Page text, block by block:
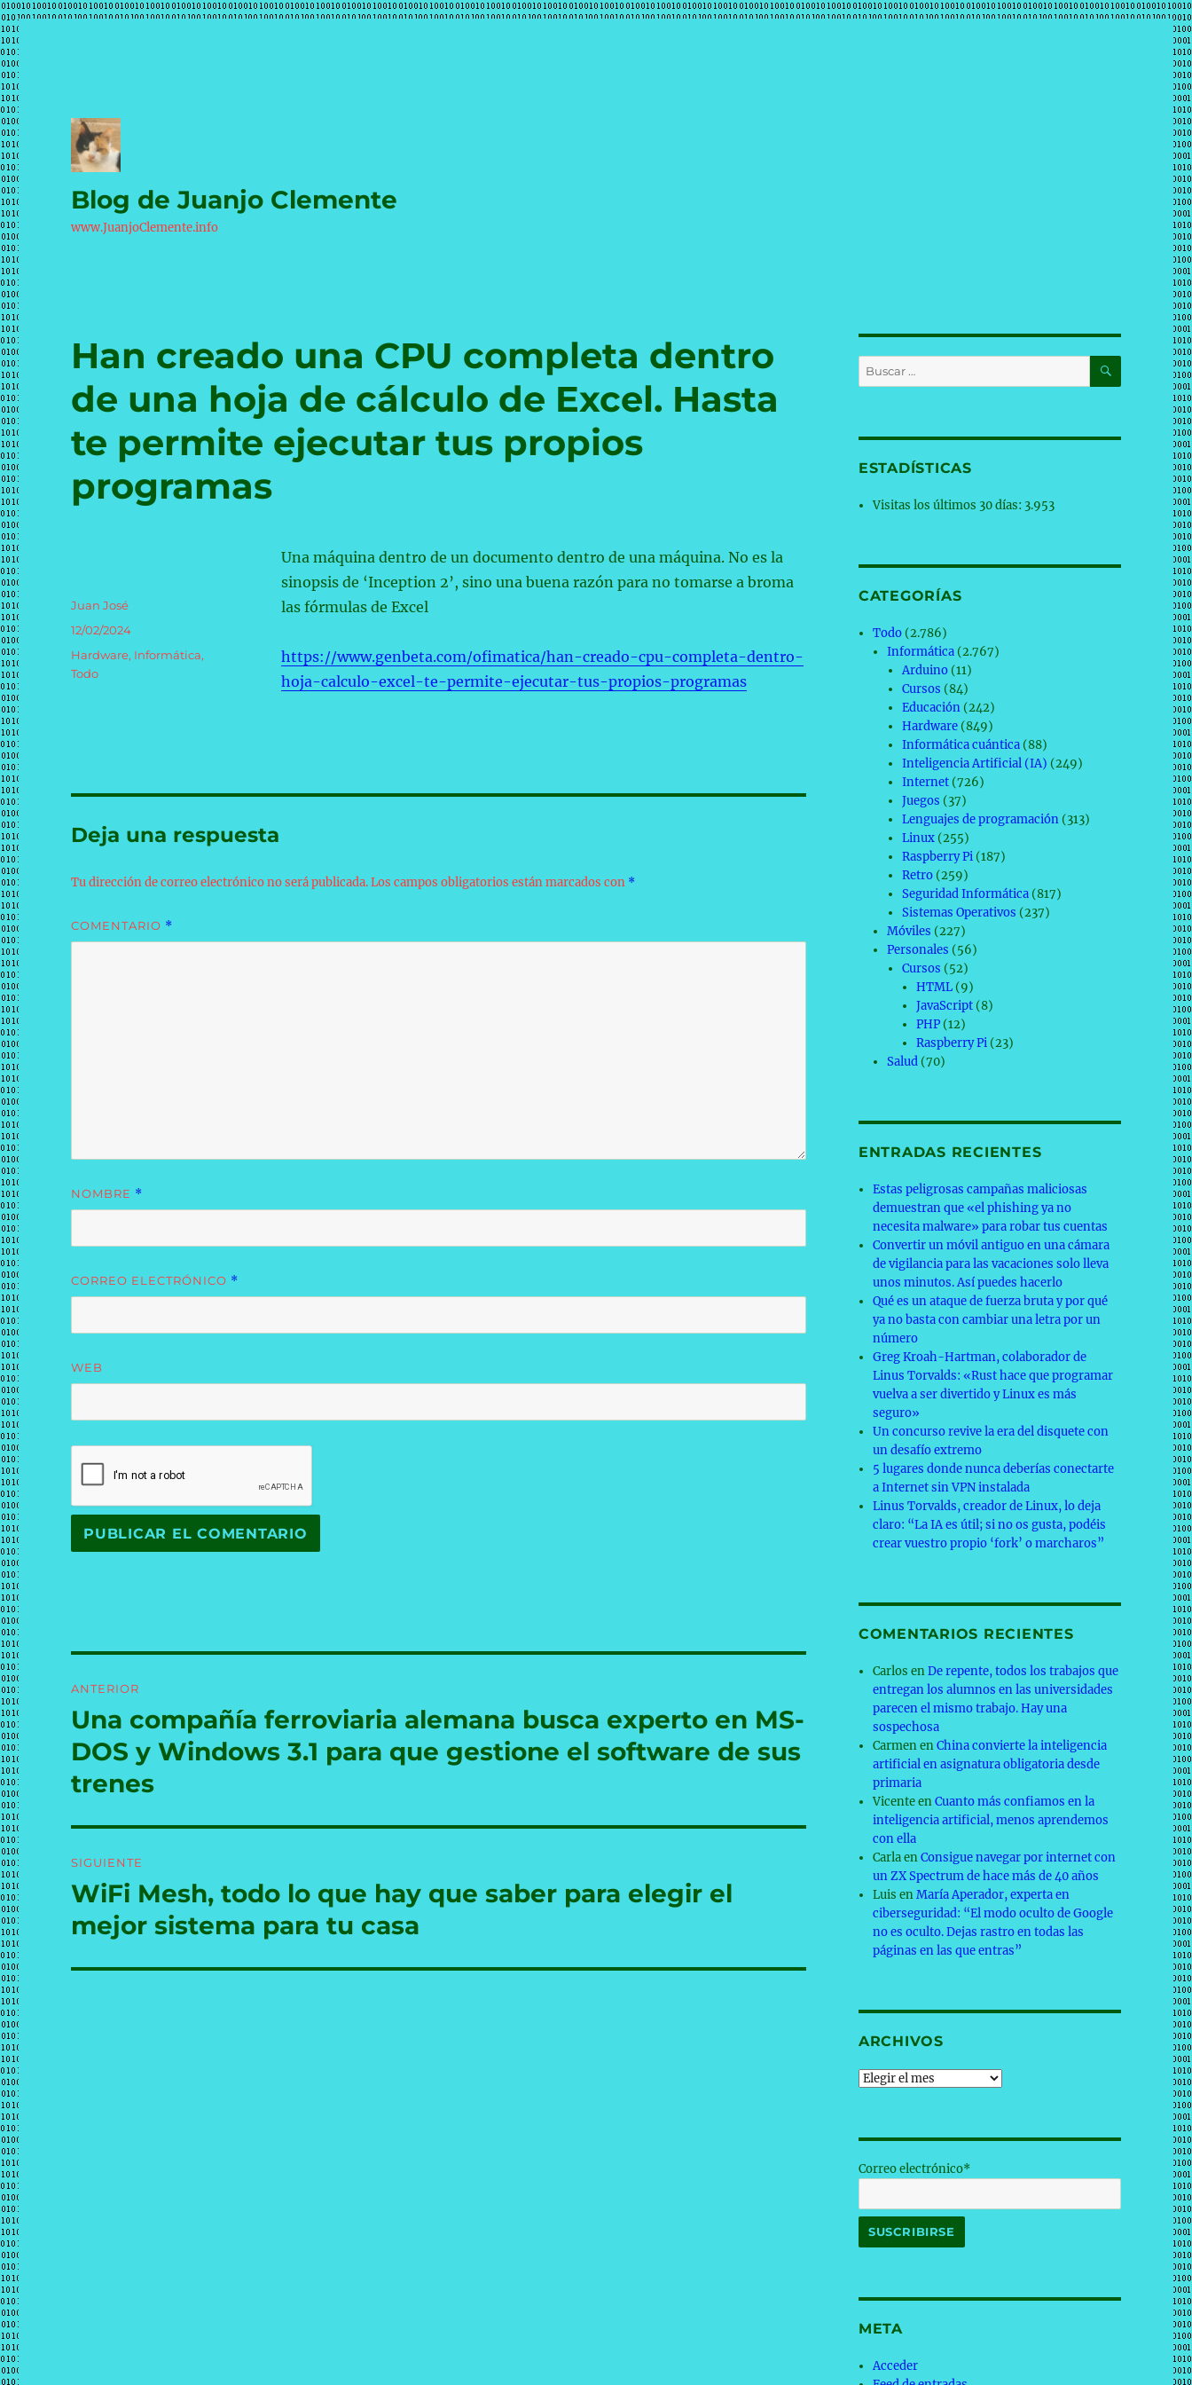
Blog de Juanjo Clemente
www.JuanjoClemente.info
Han creado una CPU completa dentro
de una hoja de cálculo de Excel. Hasta
te permite ejecutar tus propios
programas
Una máquina dentro de un documento dentro de una máquina. No es la
sinopsis de ‘Inception 2’, sino una buena razón para no tomarse a broma
las fórmulas de Excel
https://www.genbeta.com/ofimatica/han-creado-cpu-completa-dentro-
hoja-calculo-excel-te-permite-ejecutar-tus-propios-programas
Autor
Juan José
Publicado
12/02/2024
Categorías
Hardware, Informática,
Todo
Deja una respuesta
Tu dirección de correo electrónico no será publicada.Los campos obligatorios están marcados con *
COMENTARIO *
NOMBRE *
CORREO ELECTRÓNICO *
WEB
de
entradas
ANTERIOR
Entrada
anterior:
Una compañía ferroviaria alemana busca experto en MS-
DOS y Windows 3.1 para que gestione el software de sus
trenes
SIGUIENTE
Entrada
siguiente:
WiFi Mesh, todo lo que hay que saber para elegir el
mejor sistema para tu casa
Buscar
por:
BUSCAR
ESTADÍSTICAS
Visitas los últimos 30 días: 3.953
CATEGORÍAS
Todo (2.786)
Informática (2.767)
Arduino(11)
Cursos (84)
Educación(242)
Hardware(849)
Informática cuántica(88)
Inteligencia Artificial (IA) (249)
Internet(726)
Juegos (37)
Lenguajes de programación(313)
Linux(255)
Raspberry Pi(187)
Retro(259)
Seguridad Informática(817)
Sistemas Operativos (237)
Móviles (227)
Personales (56)
Cursos (52)
HTML(9)
JavaScript(8)
PHP(12)
Raspberry Pi(23)
Salud (70)
ENTRADAS RECIENTES
Estas peligrosas campañas maliciosas
demuestran que «el phishing ya no
necesita malware» para robar tus cuentas
Convertir un móvil antiguo en una cámara
de vigilancia para las vacaciones solo lleva
unos minutos. Así puedes hacerlo
Qué es un ataque de fuerza bruta y por qué
ya no basta con cambiar una letra por un
número
Greg Kroah-Hartman, colaborador de
Linus Torvalds: «Rust hace que programar
vuelva a ser divertido y Linux es más
seguro»
Un concurso revive la era del disquete con
un desafío extremo
5 lugares donde nunca deberías conectarte
a Internet sin VPN instalada
Linus Torvalds, creador de Linux, lo deja
claro: “La IA es útil; si no os gusta, podéis
crear vuestro propio ‘fork’ o marcharos”
COMENTARIOS RECIENTES
Carlos enDe repente, todos los trabajos que
entregan los alumnos en las universidades
parecen el mismo trabajo. Hay una
sospechosa
CarmenenChina convierte la inteligencia
artificial en asignatura obligatoria desde
primaria
VicenteenCuanto más confiamos en la
inteligencia artificial, menos aprendemos
con ella
CarlaenConsigue navegar por internet con
un ZX Spectrum de hace más de 40 años
Luis enMaría Aperador, experta en
ciberseguridad: “El modo oculto de Google
no es oculto. Dejas rastro en todas las
páginas en las que entras”
ARCHIVOS
Archivos
Correo electrónico*
META
Acceder